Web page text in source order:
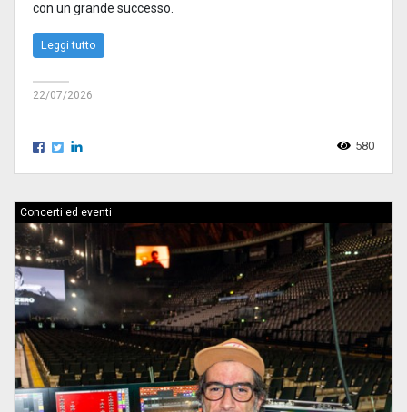
con un grande successo.
Leggi tutto
22/07/2026
580
Concerti ed eventi